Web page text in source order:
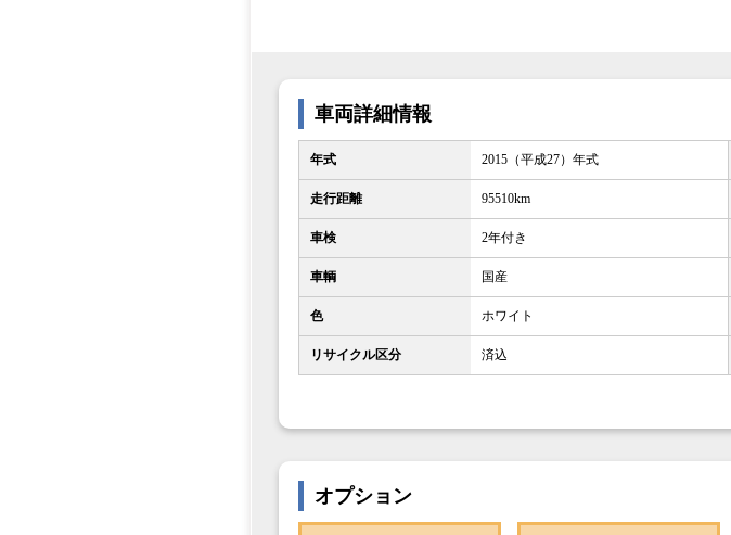
車両詳細情報
年式 2015（平成27）年式
走行距離 95510km
車検 2年付き
車輌 国産
色 ホワイト
リサイクル区分 済込
オプション